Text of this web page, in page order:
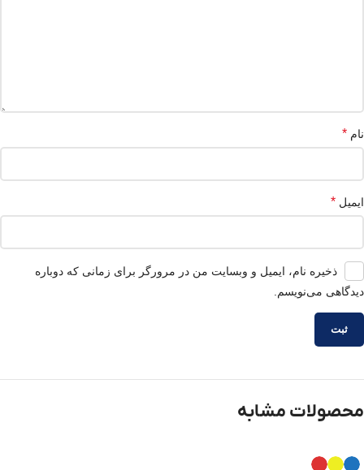
نام *
ایمیل *
ذخیره نام، ایمیل و وبسایت من در مرورگر برای زمانی که دوباره
دیدگاهی می‌نویسم.
محصولات مشابه